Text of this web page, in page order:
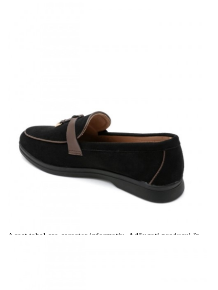
разпределя в 6 равни месечни вноски с оскъпяване. За
покупки на стойност до 2000 лв. / €1022.61
Credit calculator
Черни равни мокасини- Amelia Black 11713
Please select credit institution
Цена на продукта:
€29.00
Extraction of information from credit institutions
Предоставената таблица е с информационна цел.
Добавете продукта в количката си с бутона "Добави в
количката" и при поръчка ще можете да изберете броя
Acest tabel are caracter informativ. Adăugați produsul în